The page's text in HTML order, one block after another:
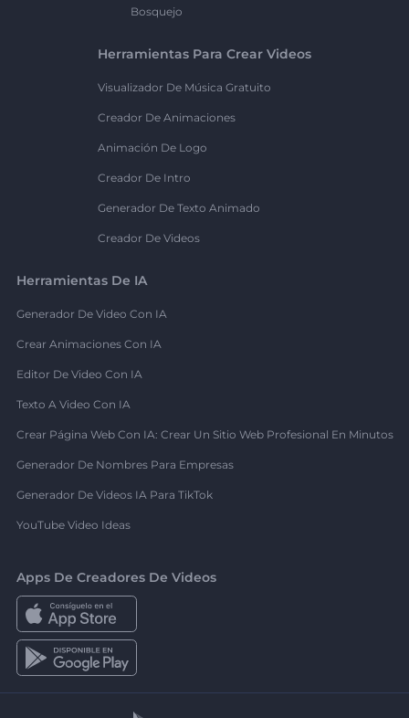
Bosquejo
Herramientas Para Crear Videos
Visualizador De Música Gratuito
Creador De Animaciones
Animación De Logo
Creador De Intro
Generador De Texto Animado
Creador De Videos
Herramientas De IA
Generador De Video Con IA
Crear Animaciones Con IA
Editor De Video Con IA
Texto A Video Con IA
Crear Página Web Con IA: Crear Un Sitio Web Profesional En Minutos
Generador De Nombres Para Empresas
Generador De Videos IA Para TikTok
YouTube Video Ideas
Apps De Creadores De Videos